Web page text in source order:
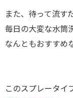
また、待って流す
毎日の大変な水筒
なんともおすすめ
このスプレータイ